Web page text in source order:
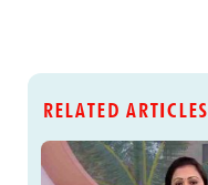
RELATED ARTICLES